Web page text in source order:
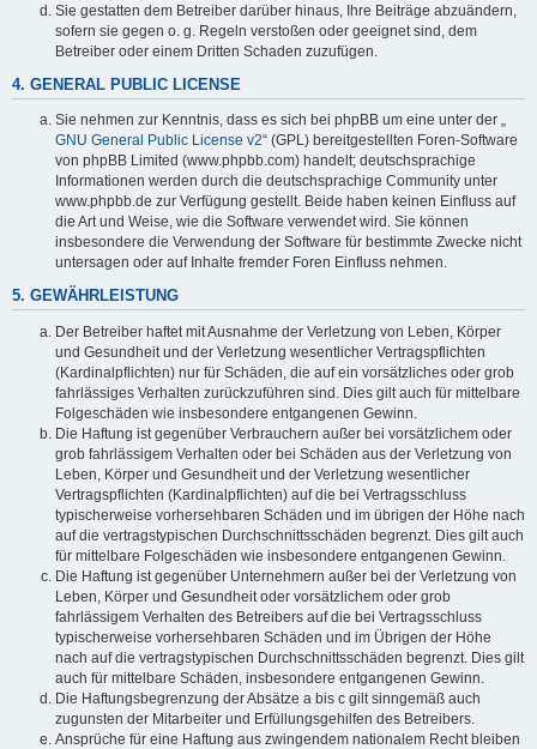
Sie gestatten dem Betreiber darüber hinaus, Ihre Beiträge abzuändern,
sofern sie gegen o. g. Regeln verstoßen oder geeignet sind, dem
Betreiber oder einem Dritten Schaden zuzufügen.
4. GENERAL PUBLIC LICENSE
Sie nehmen zur Kenntnis, dass es sich bei phpBB um eine unter der „
GNU General Public License v2“ (GPL) bereitgestellten Foren-Software
von phpBB Limited (www.phpbb.com) handelt; deutschsprachige
Informationen werden durch die deutschsprachige Community unter
www.phpbb.de zur Verfügung gestellt. Beide haben keinen Einfluss auf
die Art und Weise, wie die Software verwendet wird. Sie können
insbesondere die Verwendung der Software für bestimmte Zwecke nicht
untersagen oder auf Inhalte fremder Foren Einfluss nehmen.
5. GEWÄHRLEISTUNG
Der Betreiber haftet mit Ausnahme der Verletzung von Leben, Körper
und Gesundheit und der Verletzung wesentlicher Vertragspflichten
(Kardinalpflichten) nur für Schäden, die auf ein vorsätzliches oder grob
fahrlässiges Verhalten zurückzuführen sind. Dies gilt auch für mittelbare
Folgeschäden wie insbesondere entgangenen Gewinn.
Die Haftung ist gegenüber Verbrauchern außer bei vorsätzlichem oder
grob fahrlässigem Verhalten oder bei Schäden aus der Verletzung von
Leben, Körper und Gesundheit und der Verletzung wesentlicher
Vertragspflichten (Kardinalpflichten) auf die bei Vertragsschluss
typischerweise vorhersehbaren Schäden und im übrigen der Höhe nach
auf die vertragstypischen Durchschnittsschäden begrenzt. Dies gilt auch
für mittelbare Folgeschäden wie insbesondere entgangenen Gewinn.
Die Haftung ist gegenüber Unternehmern außer bei der Verletzung von
Leben, Körper und Gesundheit oder vorsätzlichem oder grob
fahrlässigem Verhalten des Betreibers auf die bei Vertragsschluss
typischerweise vorhersehbaren Schäden und im Übrigen der Höhe
nach auf die vertragstypischen Durchschnittsschäden begrenzt. Dies gilt
auch für mittelbare Schäden, insbesondere entgangenen Gewinn.
Die Haftungsbegrenzung der Absätze a bis c gilt sinngemäß auch
zugunsten der Mitarbeiter und Erfüllungsgehilfen des Betreibers.
Ansprüche für eine Haftung aus zwingendem nationalem Recht bleiben